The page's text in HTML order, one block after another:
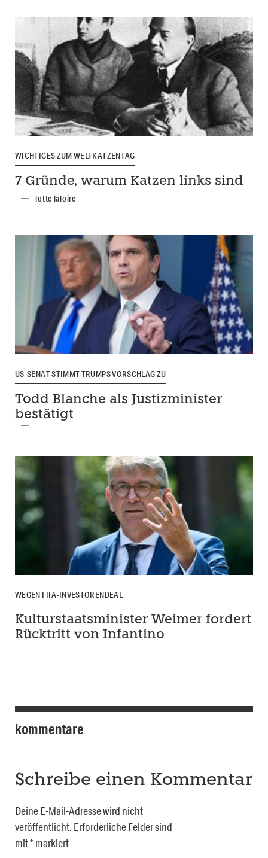
WICHTIGES ZUM WELTKATZENTAG
7 Gründe, warum Katzen links sind
lotte laloire
US-SENAT STIMMT TRUMPS VORSCHLAG ZU
Todd Blanche als Justizminister
bestätigt
WEGEN FIFA-INVESTORENDEAL
Kulturstaatsminister Weimer fordert
Rücktritt von Infantino
kommentare
Schreibe einen Kommentar
Deine E-Mail-Adresse wird nicht
veröffentlicht. Erforderliche Felder sind
mit*markiert